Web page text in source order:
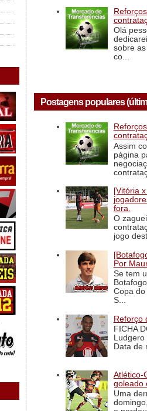
Olá
sobre
co...
Postagens populares
Assim
página
[Vitória
fora.
O
jogo
Por
Se tem
Copa
S...
Reforço
FICHA
Data de
Atlético-
goleado
Uma